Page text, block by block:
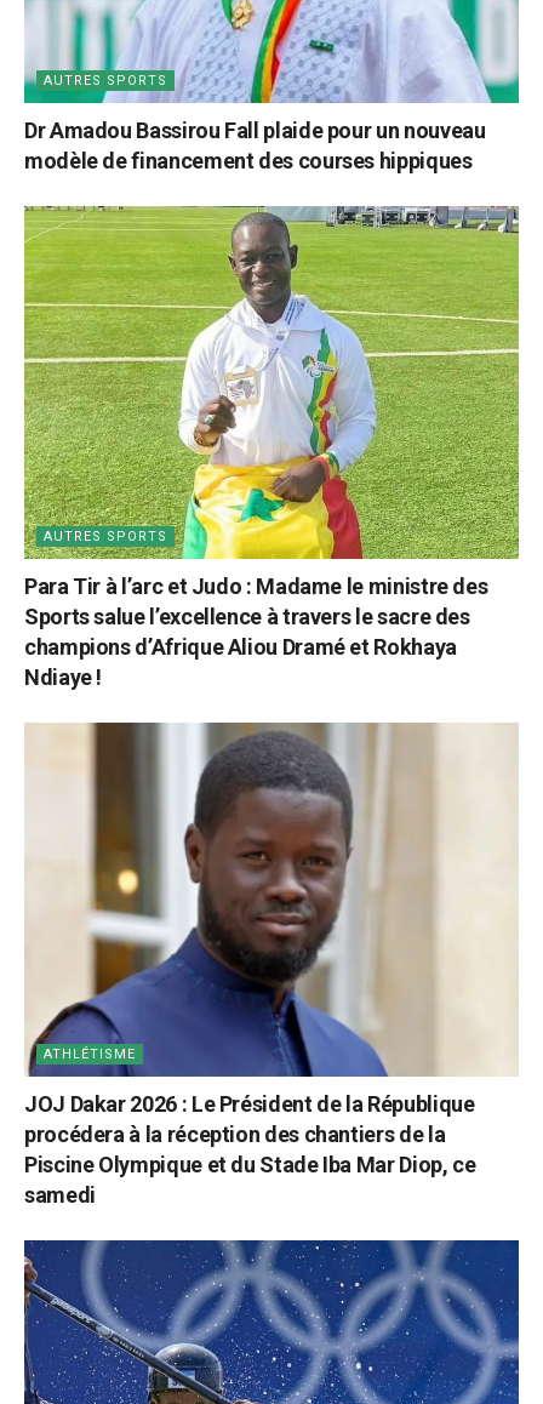
AUTRES SPORTS
Dr Amadou Bassirou Fall plaide pour un nouveau
modèle de financement des courses hippiques
AUTRES SPORTS
Para Tir à l’arc et Judo : Madame le ministre des
Sports salue l’excellence à travers le sacre des
champions d’Afrique Aliou Dramé et Rokhaya
Ndiaye !
ATHLÉTISME
JOJ Dakar 2026 : Le Président de la République
procédera à la réception des chantiers de la
Piscine Olympique et du Stade Iba Mar Diop, ce
samedi